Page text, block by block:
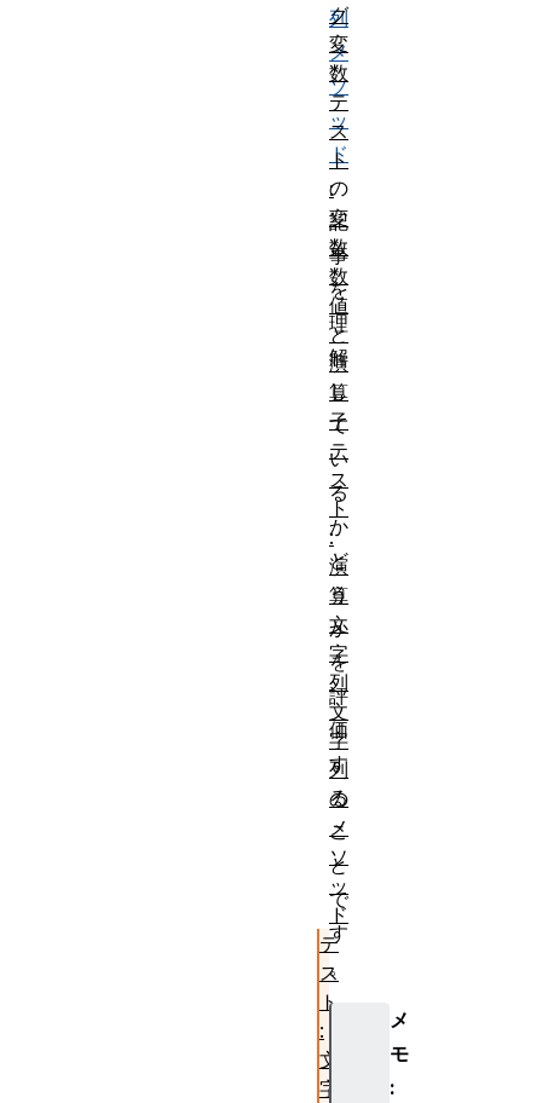
列
メ
ソ
ッ
ド
の
記
事
を
理
解
し
て
い
る
か
ど
う
か
を
評
価
す
る
こ
と
で
す
。
メ
モ
:
グ
変
数
テ
ス
ト
:
変
数
数
値
と
演
算
子
テ
ス
ト
:
演
算
文
字
列
文
字
列
の
メ
ソ
ッ
ド
テ
ス
ト
:
文
字